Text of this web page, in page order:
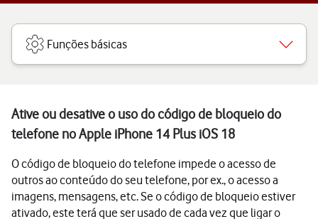
Funções básicas
Ative ou desative o uso do código de bloqueio do
telefone no Apple iPhone 14 Plus iOS 18
O código de bloqueio do telefone impede o acesso de
outros ao conteúdo do seu telefone, por ex., o acesso a
imagens, mensagens, etc. Se o código de bloqueio estiver
ativado, este terá que ser usado de cada vez que ligar o